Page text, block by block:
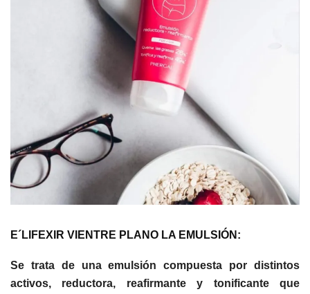
E´LIFEXIR VIENTRE PLANO LA EMULSIÓN:
Se trata de una emulsión compuesta por distintos
activos, reductora, reafirmante y tonificante que